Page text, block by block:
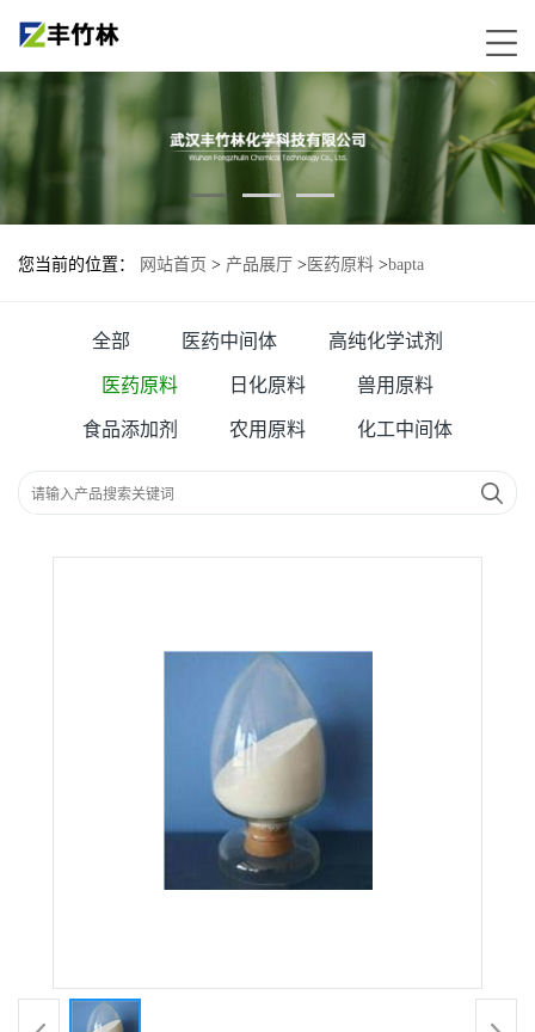
您当前的位置： 网站首页 > 产品展厅 > 医药原料 >bapta
全部 医药中间体 高纯化学试剂
医药原料 日化原料 兽用原料
食品添加剂 农用原料 化工中间体